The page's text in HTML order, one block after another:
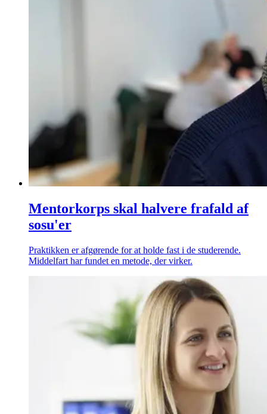
Mentorkorps skal halvere frafald af
sosu'er
Praktikken er afgørende for at holde fast i de studerende.
Middelfart har fundet en metode, der virker.